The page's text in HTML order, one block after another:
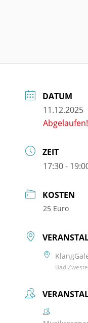
DATUM
11.12.2025
Abgelaufen!
ZEIT
17:30 -
KOSTEN
25 Euro
Bad